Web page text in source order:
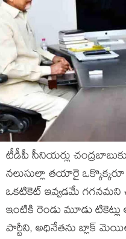
టీడీపీ సీనియర్లు
నలుసుల్లా తయారై
ఒకటికెట్ ఇవ్వడమే గగనమని
ఇంటికి రెండు మూడు టికెట్లు
పార్టీని, అధినేతను బ్లాక్